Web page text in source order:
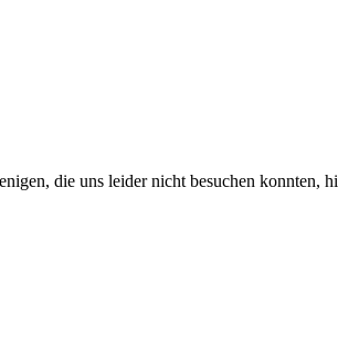
die uns leider nicht besuchen konnten,